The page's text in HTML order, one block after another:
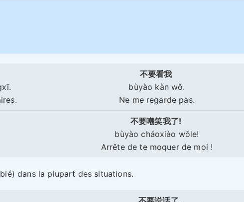
不要看我
bùyào kàn wǒ.
Ne me regarde pas.
不要嘲笑我了!
bùyào cháoxiào wǒle!
Arrête de te moquer de moi !
dans la plupart des situations.